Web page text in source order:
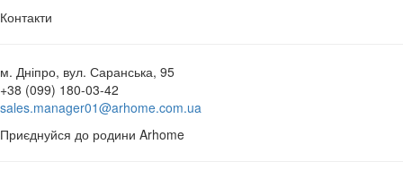
Контакти
м. Дніпро, вул. Саранська, 95
+38 (099) 180-03-42
sales.manager01@arhome.com.ua
Приєднуйся до родини Arhome